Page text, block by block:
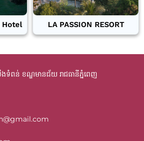
Hotel LA PASSION RESORT
ងទំពន់ ខណ្ឌមានជ័យ រាជធានីភ្នំពេញ